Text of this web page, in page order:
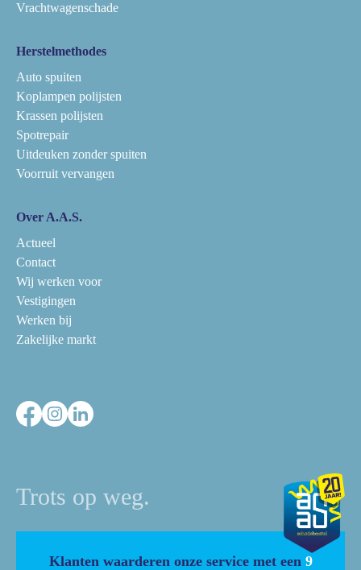
Vrachtwagenschade
Herstelmethodes
Auto spuiten
Koplampen polijsten
Krassen polijsten
Spotrepair
Uitdeuken zonder spuiten
Voorruit vervangen
Over A.A.S.
Actueel
Contact
Wij werken voor
Vestigingen
Werken bij
Zakelijke markt
Trots op weg.
Klanten waarderen onze service met een 9